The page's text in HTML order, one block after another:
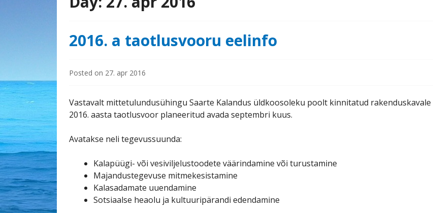
2016. a taotlusvooru eelinfo
Posted on 27. apr 2016
Vastavalt mittetulundusühingu Saarte Kalandus üldkoosoleku poolt kinnitatud rakenduskavale
2016. aasta taotlusvoor planeeritud avada septembri kuus.
Avatakse neli tegevussuunda:
Kalapüügi- või vesiviljelustoodete väärindamine või turustamine
Majandustegevuse mitmekesistamine
Kalasadamate uuendamine
Sotsiaalse heaolu ja kultuuripärandi edendamine